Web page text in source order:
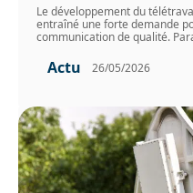
Le développement du
entraîné une forte demande
communication de qualité.
Actu 26/05/2026